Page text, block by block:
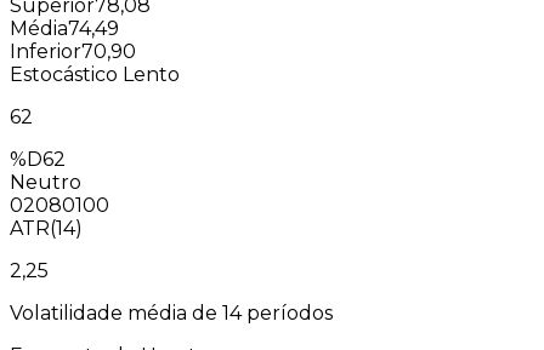
Superior78,08
Média74,49
Inferior70,90
Estocástico Lento
62
%D62
Neutro
02080100
ATR(14)
2,25
Volatilidade média de 14 períodos